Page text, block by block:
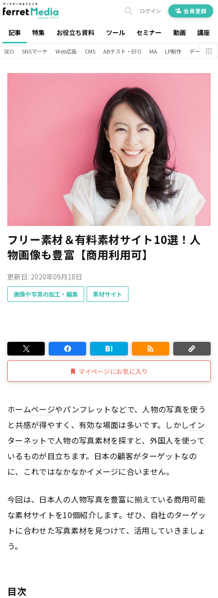
記事 特集 お役立ち資料 ツール セミナー 動画 講座
ログイン 会員登録
SEO SNSマーケ Web広告 CMS ABテスト・EFO MA LP制作 データ分析
フリー素材＆有料素材サイト10選！人
物画像も豊富【商用利用可】
更新日: 2020年09月18日
画像や写真の加工・編集 素材サイト
マイページにお気に入り
ホームページやパンフレットなどで、人物の写真を使う
と共感が得やすく、有効な場面は多いです。しかしイン
ターネットで人物の写真素材を探すと、外国人を使って
いるものが目立ちます。日本の顧客がターゲットなの
に、これではなかなかイメージに合いません。
今回は、日本人の人物写真を豊富に揃えている商用可能
な素材サイトを10個紹介します。ぜひ、自社のターゲッ
トに合わせた写真素材を見つけて、活用していきましょ
う。
目次